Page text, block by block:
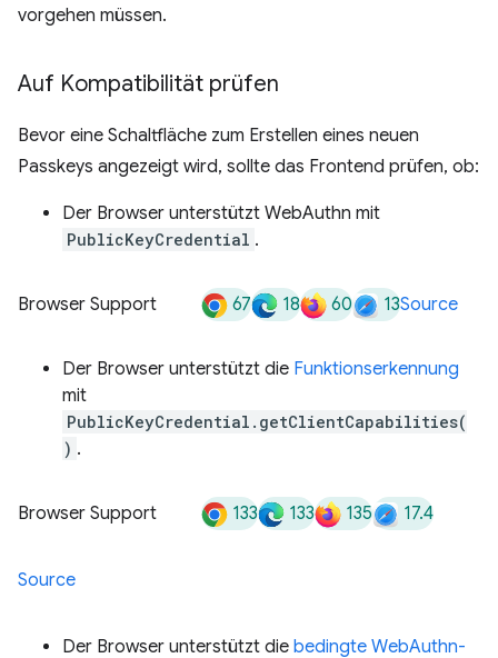
vorgehen müssen.
Auf Kompatibilität prüfen
Bevor eine Schaltfläche zum Erstellen eines neuen
Passkeys angezeigt wird, sollte das Frontend prüfen, ob:
Der Browser unterstützt WebAuthn mit
PublicKeyCredential .
Browser Support 67 18 60 13Source
Der Browser unterstützt die Funktionserkennung
mit
PublicKeyCredential.getClientCapabilities(
) .
Browser Support 133 133 135 17.4
Source
Der Browser unterstützt die bedingte WebAuthn-